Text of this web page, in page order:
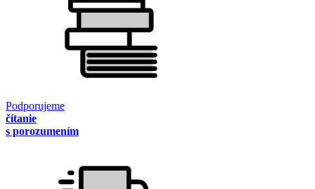
Podporujeme
čítanie
s porozumením